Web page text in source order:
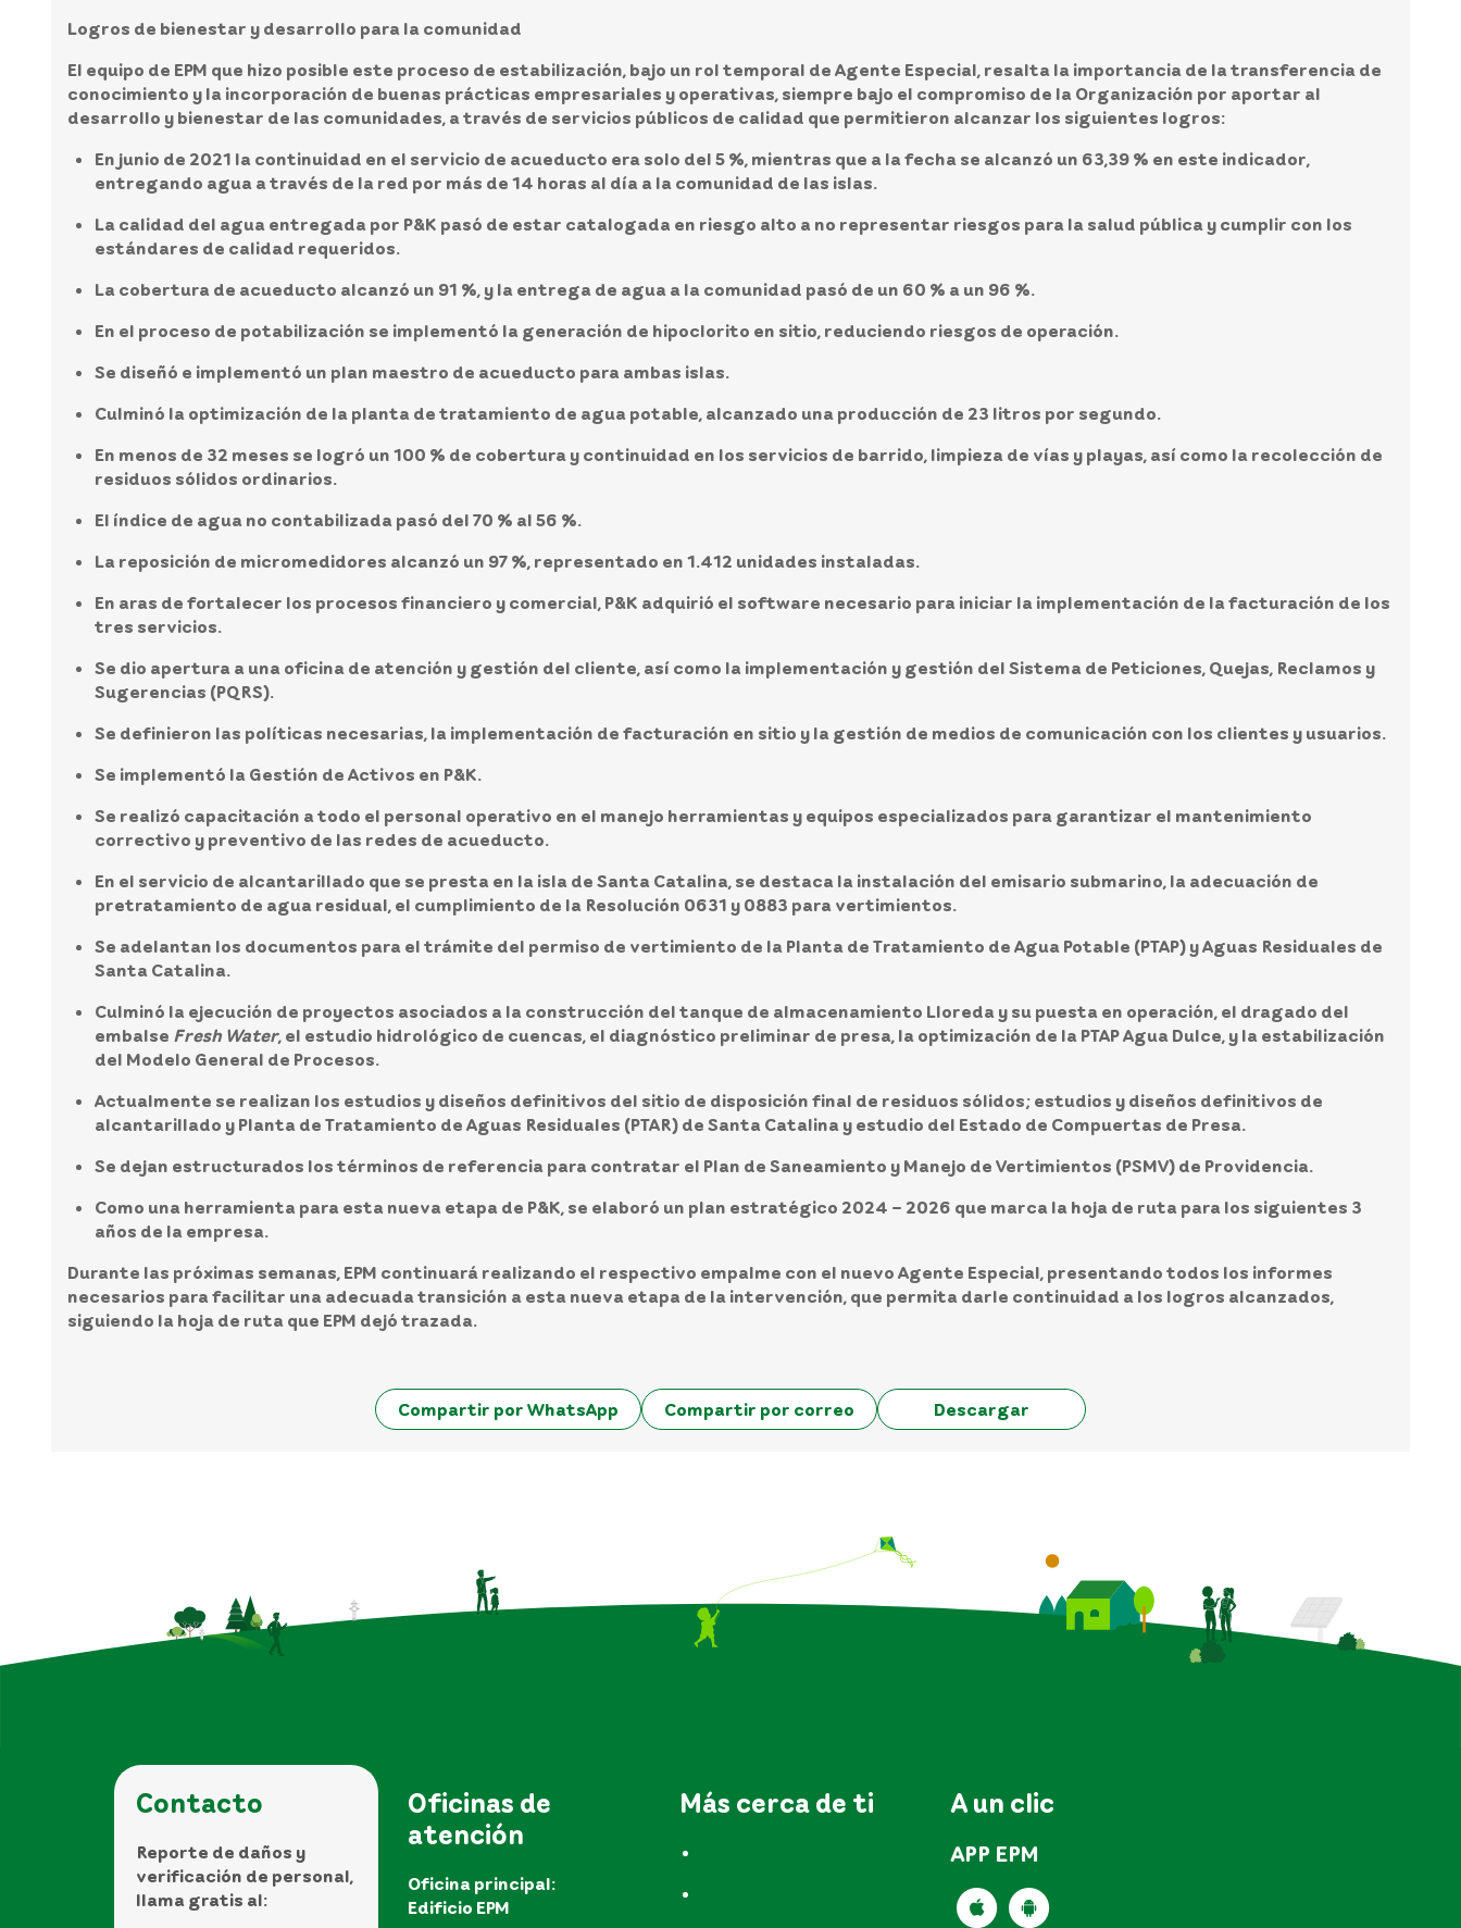
Logros de bienestar y desarrollo para la comunidad
El equipo de EPM que hizo posible este proceso de estabilización, bajo un rol temporal de Agente Especial, resalta la importancia de la transferencia de
conocimiento y la incorporación de buenas prácticas empresariales y operativas, siempre bajo el compromiso de la Organización por aportar al
desarrollo y bienestar de las comunidades, a través de servicios públicos de calidad que permitieron alcanzar los siguientes logros:
En junio de 2021 la continuidad en el servicio de acueducto era solo del 5 %, mientras que a la fecha se alcanzó un 63,39 % en este indicador,
entregando agua a través de la red por más de 14 horas al día a la comunidad de las islas.
La calidad del agua entregada por P&K pasó de estar catalogada en riesgo alto a no representar riesgos para la salud pública y cumplir con los
estándares de calidad requeridos.
La cobertura de acueducto alcanzó un 91 %, y la entrega de agua a la comunidad pasó de un 60 % a un 96 %.
En el proceso de potabilización se implementó la generación de hipoclorito en sitio, reduciendo riesgos de operación.
Se diseñó e implementó un plan maestro de acueducto para ambas islas.
Culminó la optimización de la planta de tratamiento de agua potable, alcanzado una producción de 23 litros por segundo.
En menos de 32 meses se logró un 100 % de cobertura y continuidad en los servicios de barrido, limpieza de vías y playas, así como la recolección de
residuos sólidos ordinarios.
El índice de agua no contabilizada pasó del 70 % al 56 %.
La reposición de micromedidores alcanzó un 97 %, representado en 1.412 unidades instaladas.
En aras de fortalecer los procesos financiero y comercial, P&K adquirió el software necesario para iniciar la implementación de la facturación de los
tres servicios.
Se dio apertura a una oficina de atención y gestión del cliente, así como la implementación y gestión del Sistema de Peticiones, Quejas, Reclamos y
Sugerencias (PQRS).
Se definieron las políticas necesarias, la implementación de facturación en sitio y la gestión de medios de comunicación con los clientes y usuarios.
Se implementó la Gestión de Activos en P&K.
Se realizó capacitación a todo el personal operativo en el manejo herramientas y equipos especializados para garantizar el mantenimiento
correctivo y preventivo de las redes de acueducto.
En el servicio de alcantarillado que se presta en la isla de Santa Catalina, se destaca la instalación del emisario submarino, la adecuación de
pretratamiento de agua residual, el cumplimiento de la Resolución 0631 y 0883 para vertimientos.
Se adelantan los documentos para el trámite del permiso de vertimiento de la Planta de Tratamiento de Agua Potable (PTAP) y Aguas Residuales de
Santa Catalina.
Culminó la ejecución de proyectos asociados a la construcción del tanque de almacenamiento Lloreda y su puesta en operación, el dragado del
embalse Fresh Water, el estudio hidrológico de cuencas, el diagnóstico preliminar de presa, la optimización de la PTAP Agua Dulce, y la estabilización
del Modelo General de Procesos.
Actualmente se realizan los estudios y diseños definitivos del sitio de disposición final de residuos sólidos; estudios y diseños definitivos de
alcantarillado y Planta de Tratamiento de Aguas Residuales (PTAR) de Santa Catalina y estudio del Estado de Compuertas de Presa.
Se dejan estructurados los términos de referencia para contratar el Plan de Saneamiento y Manejo de Vertimientos (PSMV) de Providencia.
Como una herramienta para esta nueva etapa de P&K, se elaboró un plan estratégico 2024 – 2026 que marca la hoja de ruta para los siguientes 3
años de la empresa.
Durante las próximas semanas, EPM continuará realizando el respectivo empalme con el nuevo Agente Especial, presentando todos los informes
necesarios para facilitar una adecuada transición a esta nueva etapa de la intervención, que permita darle continuidad a los logros alcanzados,
siguiendo la hoja de ruta que EPM dejó trazada.
Compartir por WhatsApp Compartir por correo Descargar
Contacto
Reporte de daños y
verificación de personal,
llama gratis al:
Oficinas de
atención
Oficina principal:
Edificio EPM
Más cerca de ti A un clic
APP EPM